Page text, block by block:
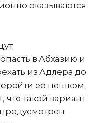
оказываются
в Абхазию и
из Адлера до
ее пешком.
что такой вариант